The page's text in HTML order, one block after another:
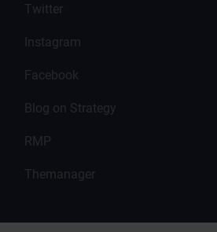
Twitter
Instagram
Facebook
Blog on Strategy
RMP
Themanager